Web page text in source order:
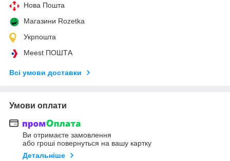
Нова Пошта
Магазини Rozetka
Укрпошта
Meest ПОШТА
Всі умови доставки
Умови оплати
Ви отримаєте замовлення
або гроші повернуться на вашу картку
Детальніше